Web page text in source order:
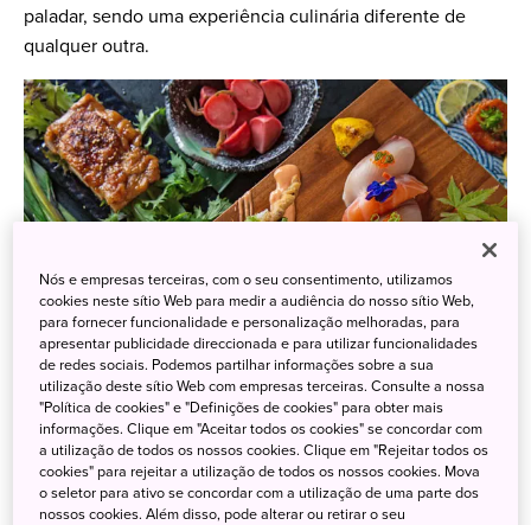
paladar, sendo uma experiência culinária diferente de
qualquer outra.
Nós e empresas terceiras, com o seu consentimento, utilizamos
cookies neste sítio Web para medir a audiência do nosso sítio Web,
para fornecer funcionalidade e personalização melhoradas, para
apresentar publicidade direccionada e para utilizar funcionalidades
de redes sociais. Podemos partilhar informações sobre a sua
utilização deste sítio Web com empresas terceiras. Consulte a nossa
"Política de cookies" e "Definições de cookies" para obter mais
informações. Clique em "Aceitar todos os cookies" se concordar com
a utilização de todos os nossos cookies. Clique em "Rejeitar todos os
cookies" para rejeitar a utilização de todos os nossos cookies. Mova
o seletor para ativo se concordar com a utilização de uma parte dos
nossos cookies. Além disso, pode alterar ou retirar o seu